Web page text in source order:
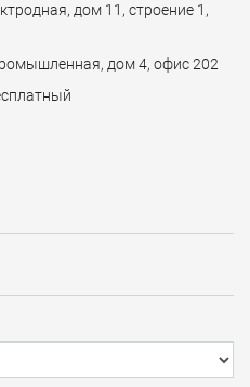
дом 11, строение 1,
дом 4, офис 202